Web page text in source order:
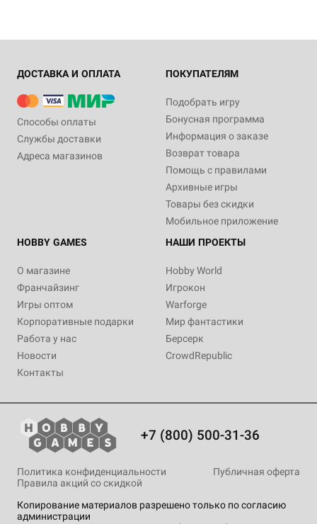
ДОСТАВКА И ОПЛАТА
Способы оплаты
Службы доставки
Адреса магазинов
ПОКУПАТЕЛЯМ
Подобрать игру
Бонусная программа
Информация о заказе
Возврат товара
Помощь с правилами
Архивные игры
Товары без скидки
Мобильное приложение
HOBBY GAMES
О магазине
Франчайзинг
Игры оптом
Корпоративные подарки
Работа у нас
Новости
Контакты
НАШИ ПРОЕКТЫ
Hobby World
Игрокон
Warforge
Мир фантастики
Берсерк
CrowdRepublic
+7 (800) 500-31-36
Копирование материалов разрешено только по согласию
администрации
Политика конфиденциальности
Публичная оферта
Правила акций со скидкой